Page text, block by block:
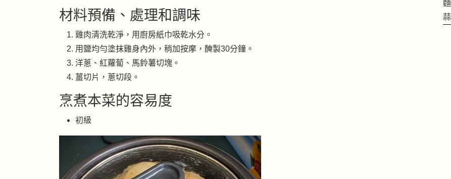
材料預備、處理和調味
雞肉清洗乾淨，用廚房紙巾吸乾水分。
用鹽均勻塗抹雞身內外，稍加按摩，醃製30分鐘。
洋蔥、紅蘿蔔、馬鈴薯切塊。
薑切片，蔥切段。
烹煮本菜的容易度
初級